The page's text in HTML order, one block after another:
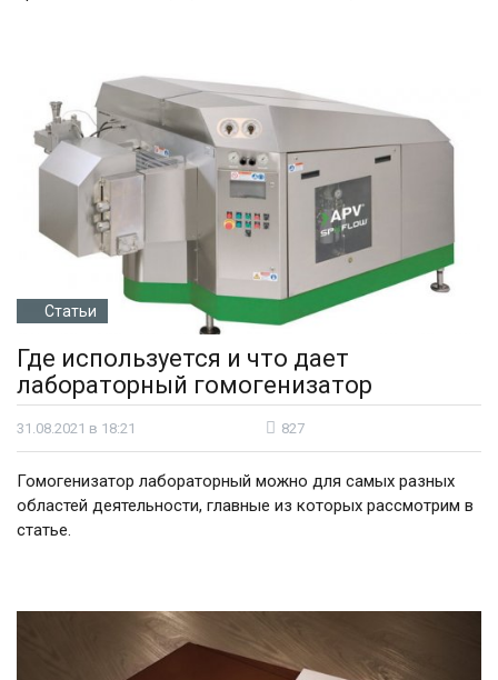
Статьи
Где используется и что дает
лабораторный гомогенизатор
31.08.2021 в 18:21 827
Гомогенизатор лабораторный можно для самых разных
областей деятельности, главные из которых рассмотрим в
статье.